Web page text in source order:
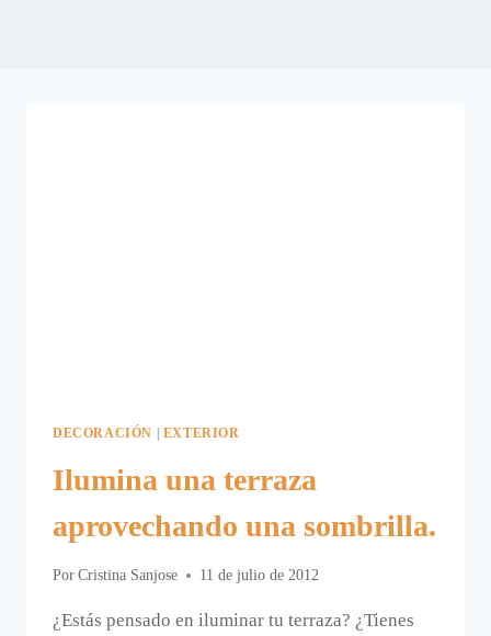
DECORACIÓN | EXTERIOR
Ilumina una terraza
aprovechando una sombrilla.
Por Cristina Sanjose 11 de julio de 2012
¿Estás pensado en iluminar tu terraza? ¿Tienes